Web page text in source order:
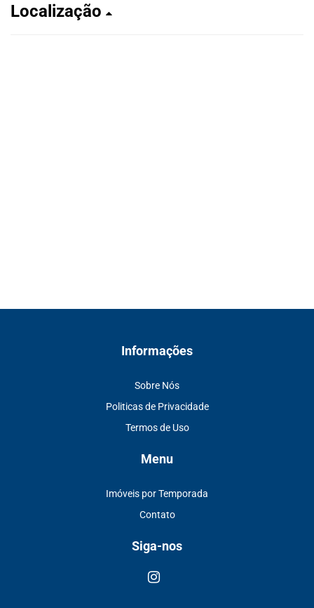
Localização
Informações
Sobre Nós
Politicas de Privacidade
Termos de Uso
Menu
Imóveis por Temporada
Contato
Siga-nos